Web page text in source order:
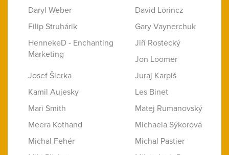
Daryl Weber
David Lörincz
Filip Struhárik
Gary Vaynerchuk
HennekeD - Enchanting
Marketing
Jiří Rostecký
Jon Loomer
Josef Šlerka
Juraj Karpiš
Kamil Aujesky
Les Binet
Mari Smith
Matej Rumanovský
Meera Kothand
Michaela Sýkorová
Michal Fehér
Michal Pastier